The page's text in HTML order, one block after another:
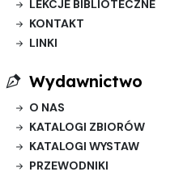
LEKCJE BIBLIOTECZNE
KONTAKT
LINKI
Wydawnictwo
O NAS
KATALOGI ZBIORÓW
KATALOGI WYSTAW
PRZEWODNIKI